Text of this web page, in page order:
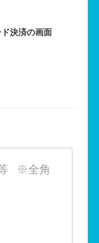
決済の画面